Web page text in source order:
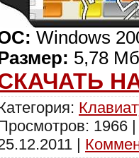
Windows
5,78
1966
|